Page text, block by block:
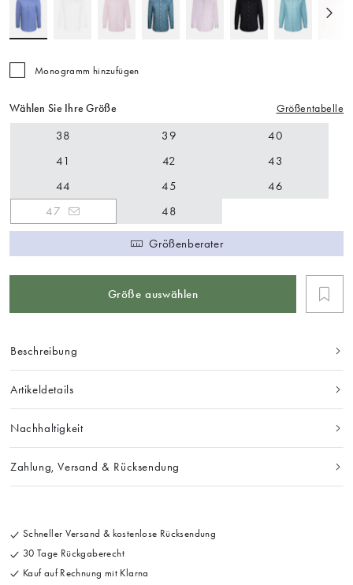
Monogramm hinzufügen
Wählen Sie Ihre Größe Größentabelle
38 39
40
41
42
43
44
45
46
47
48
Größenberater
Größe auswählen
Beschreibung
Artikeldetails
Nachhaltigkeit
Zahlung, Versand & Rücksendung
Schneller Versand & kostenlose Rücksendung
30 Tage Rückgaberecht
Kauf auf Rechnung mit Klarna